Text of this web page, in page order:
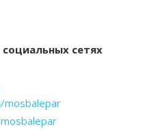
сетях
mosbalepar